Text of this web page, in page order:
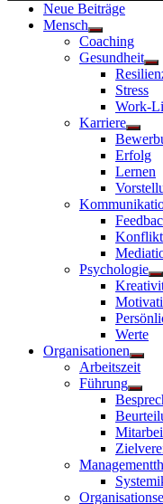
Neue Beiträge
Mensch
Untermenü
anzeigen
Coaching
Gesundheit
Stress
Work-
Karriere
Erfolg
Lernen
Psychologie
Werte
Organisationen
Arbeitszeit
Führung